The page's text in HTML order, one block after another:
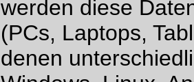
werden diese
(PCs, Laptops,
denen